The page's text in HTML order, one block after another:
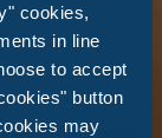
cookies,
in line
to accept
button
may